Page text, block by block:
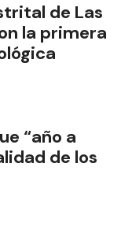
de Las
la primera
“año a
de los